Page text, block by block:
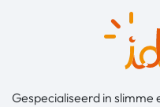
Gespecialiseerd in